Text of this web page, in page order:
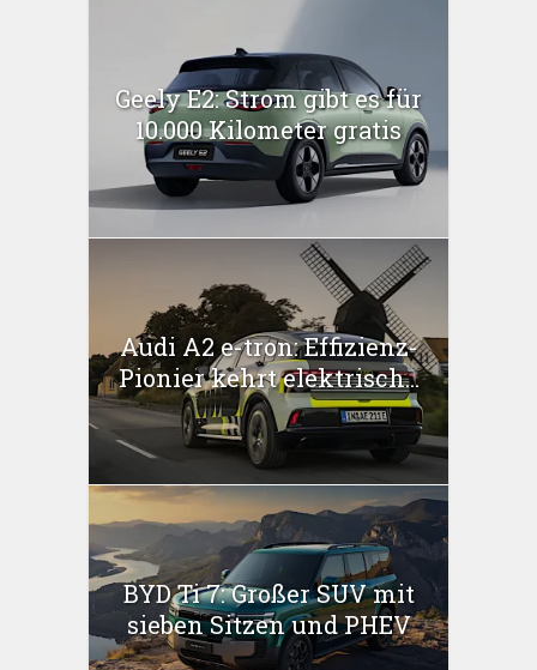
Geely E2: Strom gibt es für
10.000 Kilometer gratis
Audi A2 e-tron: Effizienz-
Pionier kehrt elektrisch...
BYD Ti 7: Großer SUV mit
sieben Sitzen und PHEV